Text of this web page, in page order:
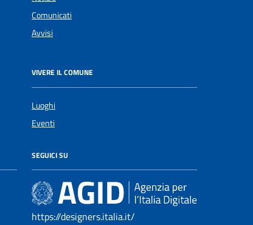
Comunicati
Avvisi
VIVERE IL COMUNE
Luoghi
Eventi
SEGUICI SU
https://designers.italia.it/